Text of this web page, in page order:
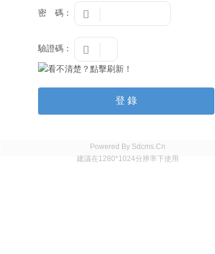
密 碼： 
驗證碼： 
Powered By Sdcms.Cn
建議在1280*1024分辨率下使用